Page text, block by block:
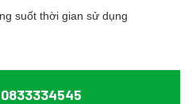
suốt thời gian sử dụng